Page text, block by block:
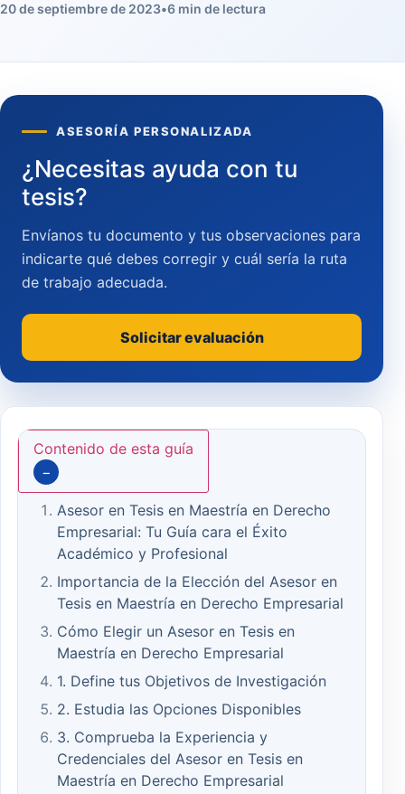
20 de septiembre de 2023•6 min de lectura
Contenido de esta guía
−
Asesor en Tesis en Maestría en Derecho
Empresarial: Tu Guía cara el Éxito
Académico y Profesional
Importancia de la Elección del Asesor en
Tesis en Maestría en Derecho Empresarial
Cómo Elegir un Asesor en Tesis en
Maestría en Derecho Empresarial
1. Define tus Objetivos de Investigación
2. Estudia las Opciones Disponibles
3. Comprueba la Experiencia y
Credenciales del Asesor en Tesis en
Maestría en Derecho Empresarial
ASESORÍA PERSONALIZADA
¿Necesitas ayuda con tu
tesis?
Envíanos tu documento y tus observaciones para
indicarte qué debes corregir y cuál sería la ruta
de trabajo adecuada.
Solicitar evaluación